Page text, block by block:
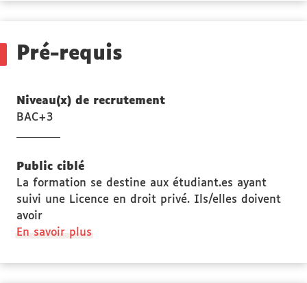
Pré-requis
Niveau(x) de recrutement
BAC+3
Public ciblé
La formation se destine aux étudiant.es ayant
suivi une Licence en droit privé. Ils/elles doivent
avoir
En savoir plus
des